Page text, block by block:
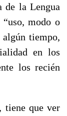
de la Lengua
modo o
algún tiempo,
en los
los recién
tiene que ver